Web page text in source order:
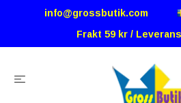
info@grossbutik.com
Frakt 59 kr /